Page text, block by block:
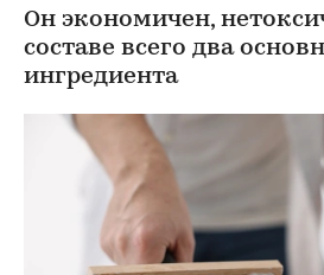
Он экономичен,
составе всего два
ингредиента